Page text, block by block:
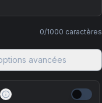
0/1000 caractères
avancées